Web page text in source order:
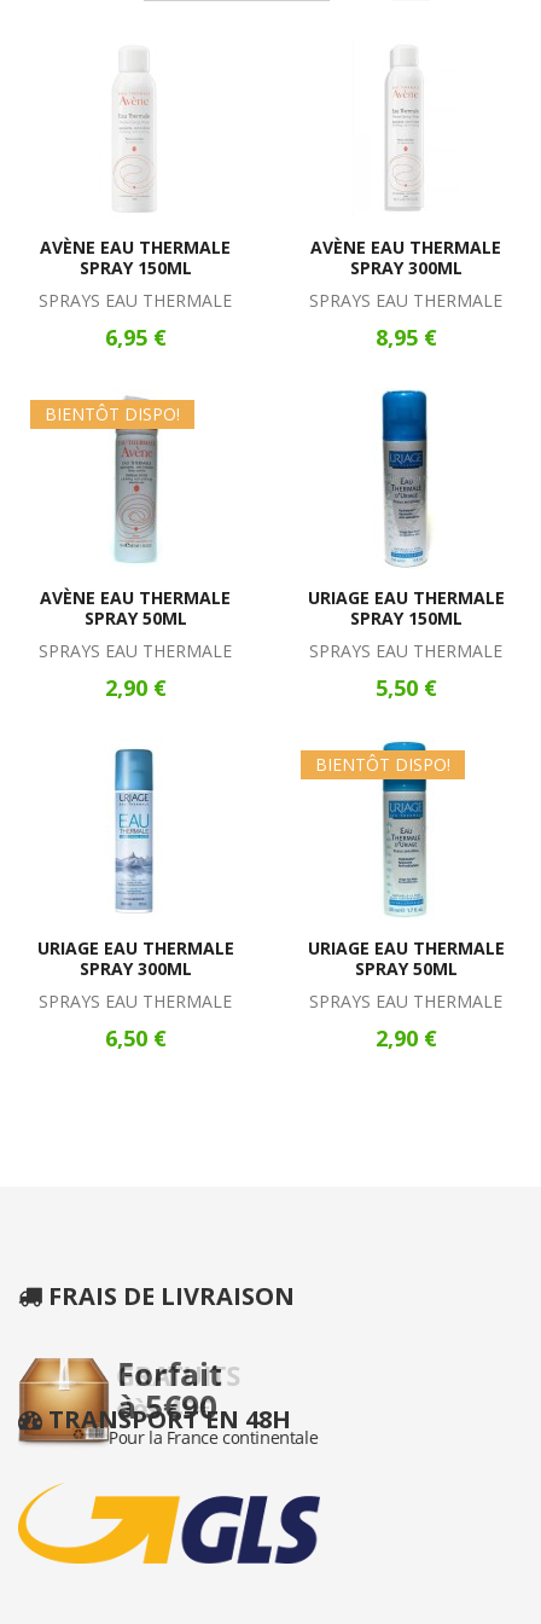
AVÈNE EAU THERMALE
SPRAY 150ML
SPRAYS EAU THERMALE
6,95 €
AVÈNE EAU THERMALE
SPRAY 300ML
SPRAYS EAU THERMALE
8,95 €
BIENTÔT DISPO!
AVÈNE EAU THERMALE
SPRAY 50ML
SPRAYS EAU THERMALE
2,90 €
URIAGE EAU THERMALE
SPRAY 150ML
SPRAYS EAU THERMALE
5,50 €
URIAGE EAU THERMALE
SPRAY 300ML
SPRAYS EAU THERMALE
6,50 €
BIENTÔT DISPO!
URIAGE EAU THERMALE
SPRAY 50ML
SPRAYS EAU THERMALE
2,90 €
FRAIS DE LIVRAISON
TRANSPORT EN 48H